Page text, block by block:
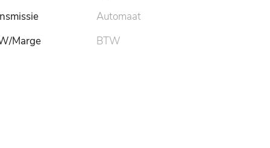
Automaat
Marge
BTW